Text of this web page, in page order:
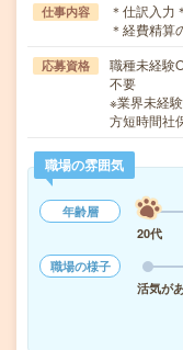
仕事内容
＊仕訳入力
＊経費精
応募資格
職種未経験
不要
※業界未経
方短時間社
職場の雰囲気
年齢層
20代
職場の様子
活気が